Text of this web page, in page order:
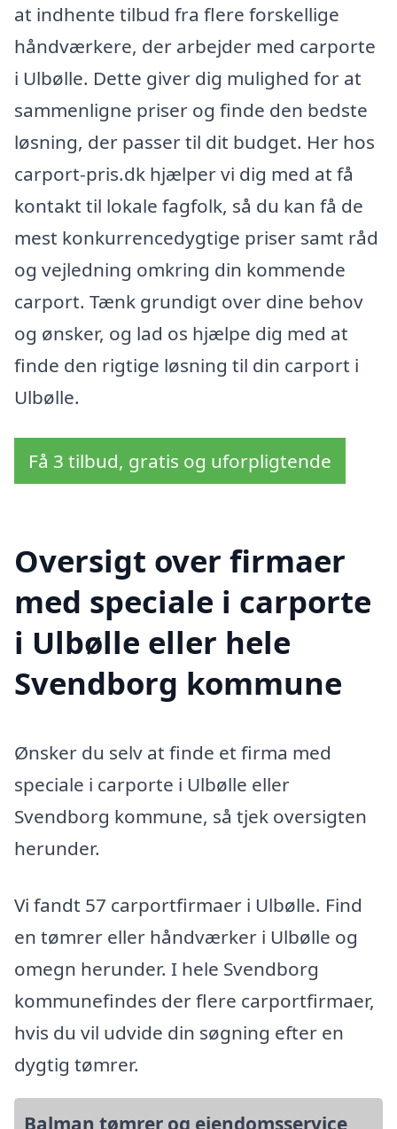
at indhente tilbud fra flere forskellige
håndværkere, der arbejder med carporte
i Ulbølle. Dette giver dig mulighed for at
sammenligne priser og finde den bedste
løsning, der passer til dit budget. Her hos
carport-pris.dk hjælper vi dig med at få
kontakt til lokale fagfolk, så du kan få de
mest konkurrencedygtige priser samt råd
og vejledning omkring din kommende
carport. Tænk grundigt over dine behov
og ønsker, og lad os hjælpe dig med at
finde den rigtige løsning til din carport i
Ulbølle.
Få 3 tilbud, gratis og uforpligtende
Oversigt over firmaer
med speciale i carporte
i Ulbølle eller hele
Svendborg kommune
Ønsker du selv at finde et firma med
speciale i carporte i Ulbølle eller
Svendborg kommune, så tjek oversigten
herunder.
Vi fandt 57 carportfirmaer i Ulbølle. Find
en tømrer eller håndværker i Ulbølle og
omegn herunder. I hele Svendborg
kommunefindes der flere carportfirmaer,
hvis du vil udvide din søgning efter en
dygtig tømrer.
Balman tømrer og ejendomsservice